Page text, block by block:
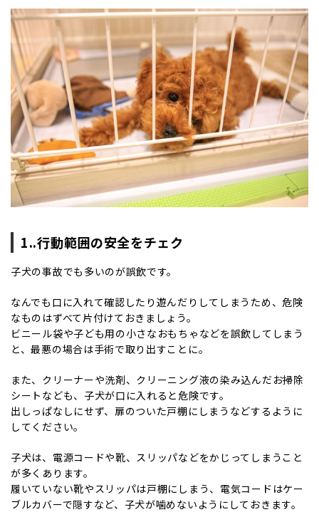
1..行動範囲の安全をチェク
子犬の事故でも多いのが誤飲です。
なんでも口に入れて確認したり遊んだりしてしまうため、危険
なものはずべて片付けておきましょう。
ビニール袋や子ども用の小さなおもちゃなどを誤飲してしまう
と、最悪の場合は手術で取り出すことに。
また、クリーナーや洗剤、クリーニング液の染み込んだお掃除
シートなども、子犬が口に入れると危険です。
出しっぱなしにせず、扉のついた戸棚にしまうなどするように
してください。
子犬は、電源コードや靴、スリッパなどをかじってしまうこと
が多くあります。
履いていない靴やスリッパは戸棚にしまう、電気コードはケー
ブルカバーで隠すなど、子犬が噛めないようにしておきます。